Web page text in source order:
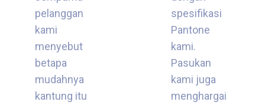
pelanggan
kami
menyebut
betapa
mudahnya
kantung itu
spesifikasi
Pantone
kami.
Pasukan
kami juga
menghargai